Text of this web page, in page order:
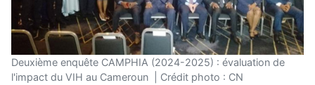
Deuxième enquête CAMPHIA (2024-2025) : évaluation de
l'impact du VIH au Cameroun | Crédit photo : CN